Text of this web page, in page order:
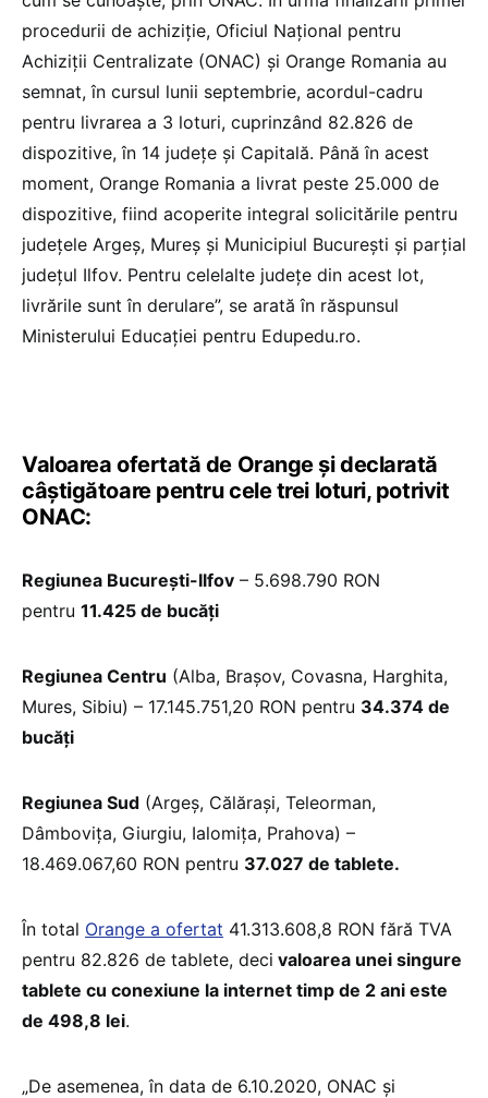
procedurii de achiziție, Oficiul Național pentru
Achiziții Centralizate (ONAC) și Orange Romania au
semnat, în cursul lunii septembrie, acordul-cadru
pentru livrarea a 3 loturi, cuprinzând 82.826 de
dispozitive, în 14 județe și Capitală. Până în acest
moment, Orange Romania a livrat peste 25.000 de
dispozitive, fiind acoperite integral solicitările pentru
județele Argeș, Mureș și Municipiul București și parțial
județul Ilfov. Pentru celelalte județe din acest lot,
livrările sunt în derulare”, se arată în răspunsul
Ministerului Educației pentru Edupedu.ro.
Valoarea ofertată de Orange și declarată
câștigătoare pentru cele trei loturi, potrivit
ONAC:
Regiunea București-Ilfov – 5.698.790 RON
pentru 11.425 de bucăți
Regiunea Centru (Alba, Brașov, Covasna, Harghita,
Mures, Sibiu) – 17.145.751,20 RON pentru 34.374 de
bucăți
Regiunea Sud (Argeș, Călărași, Teleorman,
Dâmbovița, Giurgiu, Ialomița, Prahova) –
18.469.067,60 RON pentru 37.027 de tablete.
În total Orange a ofertat 41.313.608,8 RON fără TVA
pentru 82.826 de tablete, deci valoarea unei singure
tablete cu conexiune la internet timp de 2 ani este
de 498,8 lei.
„De asemenea, în data de 6.10.2020, ONAC și